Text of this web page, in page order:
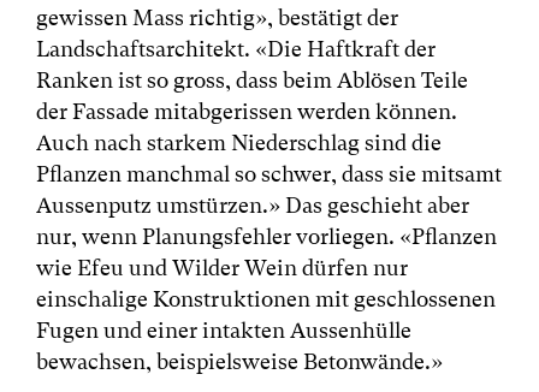
gewissen Mass richtig», bestätigt der
Landschaftsarchitekt. «Die Haftkraft der
Ranken ist so gross, dass beim Ablösen Teile
der Fassade mitabgerissen werden können.
Auch nach starkem Niederschlag sind die
Pflanzen manchmal so schwer, dass sie mitsamt
Aussenputz umstürzen.» Das geschieht aber
nur, wenn Planungsfehler vorliegen. «Pflanzen
wie Efeu und Wilder Wein dürfen nur
einschalige Konstruktionen mit geschlossenen
Fugen und einer intakten Aussenhülle
bewachsen, beispielsweise Betonwände.»